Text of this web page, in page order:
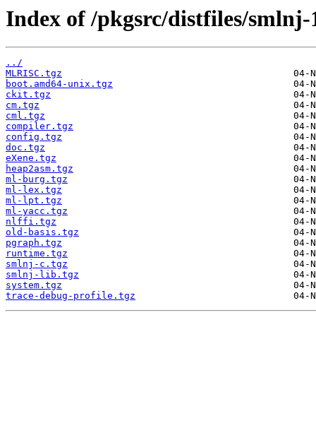
Index of /pkgsrc/distfiles/smlnj-
../
MLRISC.tgz
boot.amd64-unix.tgz
ckit.tgz
cm.tgz
cml.tgz
compiler.tgz
config.tgz
doc.tgz
eXene.tgz
heap2asm.tgz
ml-burg.tgz
ml-lex.tgz
ml-lpt.tgz
ml-yacc.tgz
nlffi.tgz
old-basis.tgz
pgraph.tgz
runtime.tgz
smlnj-c.tgz
smlnj-lib.tgz
system.tgz
trace-debug-profile.tgz